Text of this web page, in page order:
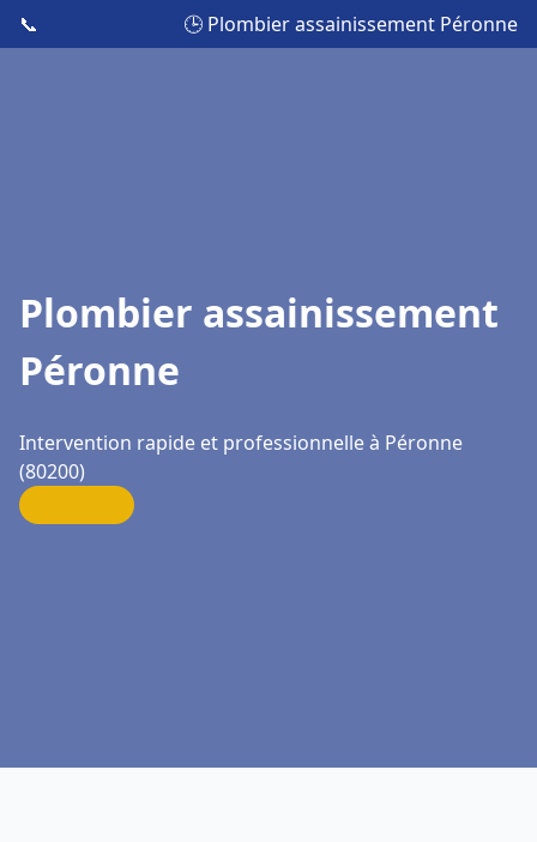
📞 🕒 Plombier assainissement Péronne
Plombier assainissement
Péronne
Intervention rapide et professionnelle à Péronne
(80200)